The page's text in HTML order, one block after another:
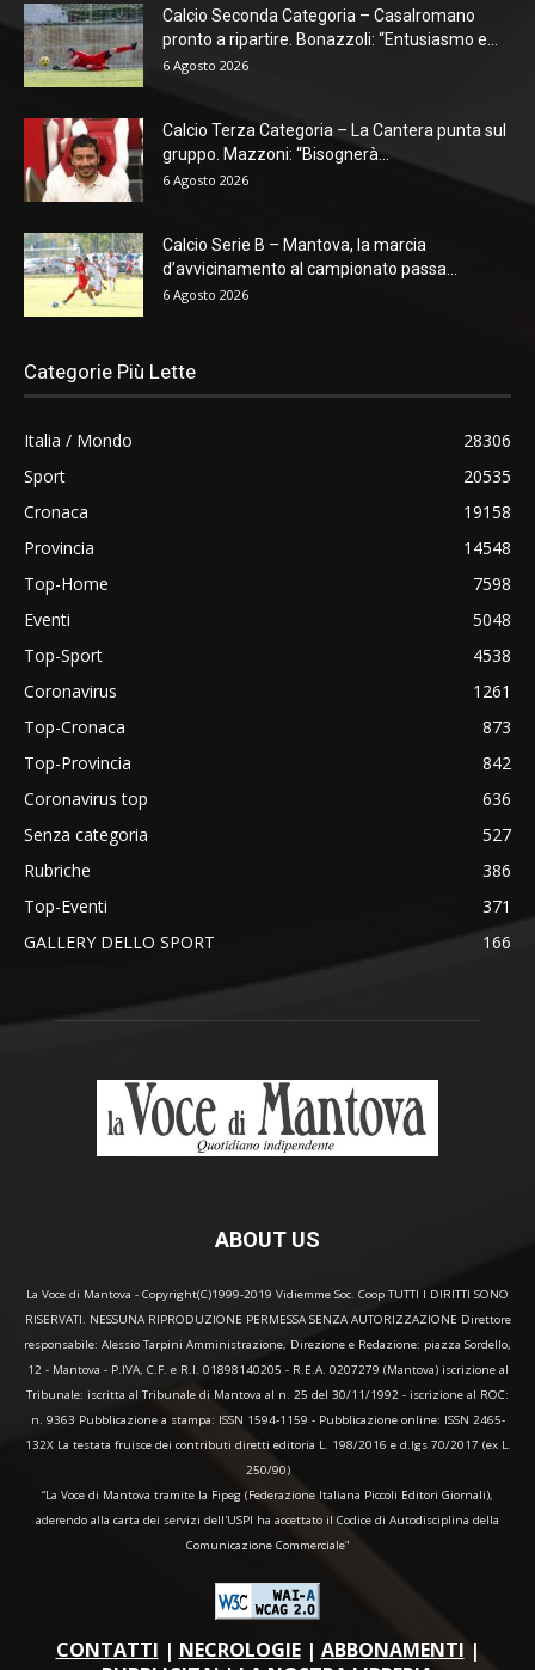
Calcio Seconda Categoria – Casalromano
pronto a ripartire. Bonazzoli: “Entusiasmo e...
6 Agosto 2026
Calcio Terza Categoria – La Cantera punta sul
gruppo. Mazzoni: “Bisognerà...
6 Agosto 2026
Calcio Serie B – Mantova, la marcia
d’avvicinamento al campionato passa...
6 Agosto 2026
Categorie Più Lette
Italia / Mondo
28306
Sport
20535
Cronaca
19158
Provincia
14548
Top-Home
7598
Eventi
5048
Top-Sport
4538
Coronavirus
1261
Top-Cronaca
873
Top-Provincia
842
Coronavirus top
636
Senza categoria
527
Rubriche
386
Top-Eventi
371
GALLERY DELLO SPORT
166
ABOUT US
La Voce di Mantova - Copyright(C)1999-2019 Vidiemme Soc. Coop TUTTI I DIRITTI SONO
RISERVATI. NESSUNA RIPRODUZIONE PERMESSA SENZA AUTORIZZAZIONE Direttore
responsabile: Alessio Tarpini Amministrazione, Direzione e Redazione: piazza Sordello,
12 - Mantova - P.IVA, C.F. e R.I. 01898140205 - R.E.A. 0207279 (Mantova) iscrizione al
Tribunale: iscritta al Tribunale di Mantova al n. 25 del 30/11/1992 - iscrizione al ROC:
n. 9363 Pubblicazione a stampa: ISSN 1594-1159 - Pubblicazione online: ISSN 2465-
132X La testata fruisce dei contributi diretti editoria L. 198/2016 e d.lgs 70/2017 (ex L.
250/90)
“La Voce di Mantova tramite la Fipeg (Federazione Italiana Piccoli Editori Giornali),
aderendo alla carta dei servizi dell'USPI ha accettato il Codice di Autodisciplina della
Comunicazione Commerciale"
CONTATTI | NECROLOGIE| ABBONAMENTI |